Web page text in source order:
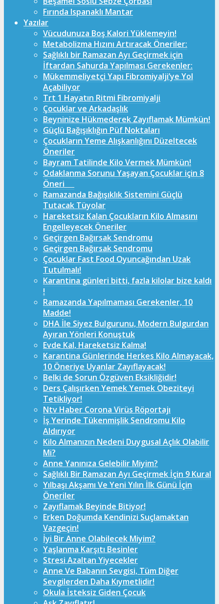
Fırında Ispanaklı Mantar
Yazılar
Vücudunuza Boş Kalori Yüklemeyin!
Metabolizma Hızını Artıracak Öneriler:
Sağlıklı bir Ramazan Ayı Geçirmek için
İftardan Sahurda Yapılması Gerekenler:
Mükemmeliyetçi Yapı Fibromiyalji’ye Yol
Açabiliyor
Trt 1 Hayatın Ritmi Fibromiyalji
Çocuklar ve Arkadaşlık
Beyninize Hükmederek Zayıflamak Mümkün!
Güçlü Bağışıklığın Püf Noktaları
Çocukların Yeme Alışkanlığını Düzeltecek
Öneriler
Bayram Tatilinde Kilo Vermek Mümkün!
Odaklanma Sorunu Yaşayan Çocuklar için 8
Öneri
Ramazanda Bağışıklık Sistemini Güçlü
Tutacak Tüyolar
Hareketsiz Kalan Çocukların Kilo Almasını
Engelleyecek Öneriler
Geçirgen Bağırsak Sendromu
Geçirgen Bağırsak Sendromu
Çocuklar Fast Food Oyuncağından Uzak
Tutulmalı!
Karantina günleri bitti, fazla kilolar bize kaldı
!
Ramazanda Yapılmaması Gerekenler, 10
Madde!
DHA İle Siyez Bulgurunu, Modern Bulgurdan
Ayıran Yönleri Konuştuk
Evde Kal, Hareketsiz Kalma!
Karantina Günlerinde Herkes Kilo Almayacak,
10 Öneriye Uyanlar Zayıflayacak!
Belki de Sorun Özgüven Eksikliğidir!
Ders Çalışırken Yemek Yemek Obeziteyi
Tetikliyor!
Ntv Haber Corona Virüs Röportajı
İş Yerinde Tükenmişlik Sendromu Kilo
Aldırıyor
Kilo Almanızın Nedeni Duygusal Açlık Olabilir
Mi?
Anne Yanınıza Gelebilir Miyim?
Sağlıklı Bir Ramazan Ayı Geçirmek İçin 9 Kural
Yılbaşı Akşamı Ve Yeni Yılın İlk Günü İçin
Öneriler
Zayıflamak Beyinde Bitiyor!
Erken Doğumda Kendinizi Suçlamaktan
Vazgeçin!
İyi Bir Anne Olabilecek Miyim?
Yaşlanma Karşıtı Besinler
Stresi Azaltan Yiyecekler
Anne Ve Babanın Sevgisi, Tüm Diğer
Sevgilerden Daha Kıymetlidir!
Okula İsteksiz Giden Çocuk